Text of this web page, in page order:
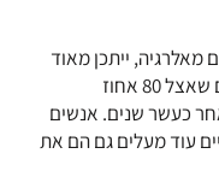
מאלרגיה, ייתכן מאוד
שהיא תחלוף עם השנים. כאמור, מעריכים שאצל 80 אחוז
כעשר שנים. אנשים
עוד מעלים גם הם את